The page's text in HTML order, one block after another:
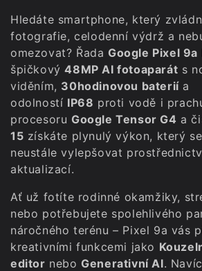
e
k
c
e
:
Hledáte smartphone, který
fotografie, celodenní výdrž a
omezovat? Řada Google Pixel 9a
špičkový 48MP AI fotoaparát s
viděním, 30hodinovou baterií a
odolností IP68 proti vodě i
procesoru Google Tensor G4 a
15 získáte plynulý výkon, který
neustále vylepšovat
aktualizací.
Ať už fotíte rodinné okamžiky,
nebo potřebujete spolehlivého
náročného terénu – Pixel 9a vás
kreativními funkcemi jako
editor nebo Generativní AI.